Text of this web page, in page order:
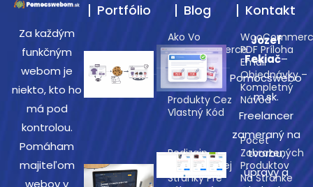
Za každým
funkčným
webom je
niekto, kto ho
má pod
kontrolou.
Pomáham
majiteľom
webov v
Portfólio
Ako Vo
WooCommerce
Zobraziť
Naposledy
Prezerané
Produkty Cez
Vlastný Kód
Redizajn
Prezentačnej
Stránky Pre
Blog
PDF Príloha
Email
Objednávky –
Kompletný
Návod
Počet
Zobrazených
Produktov
Na Stránke
Kontakt
Jozef
Fekiač–
Pomocswebo
m.sk.
Freelancer
zameraný na
tvorbu,
úpravy a